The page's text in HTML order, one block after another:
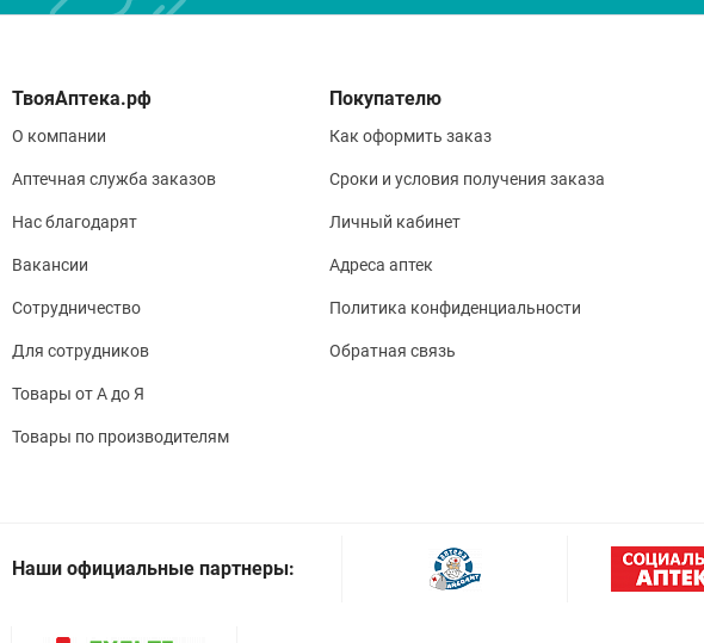
О компании
Аптечная служба заказов
Нас благодарят
Вакансии
Сотрудничество
Для сотрудников
Товары от А до Я
Товары по производителям
Покупателю
Как оформить заказ
Сроки и условия получения заказа
Личный кабинет
Адреса аптек
Политика конфиденциальности
Обратная связь
Наши официальные партнеры: